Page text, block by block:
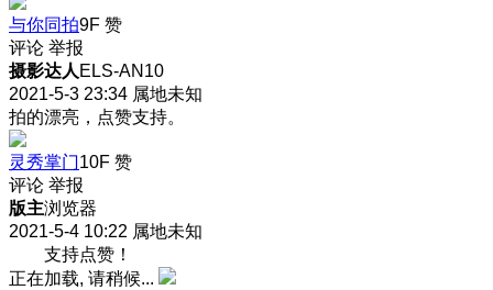
与你同拍9F 赞
评论 举报
摄影达人 ELS-AN10
2021-5-3 23:34 属地未知
拍的漂亮，点赞支持。
灵秀掌门10F 赞
评论 举报
版主浏览器
2021-5-4 10:22 属地未知
支持点赞！
正在加载, 请稍候...